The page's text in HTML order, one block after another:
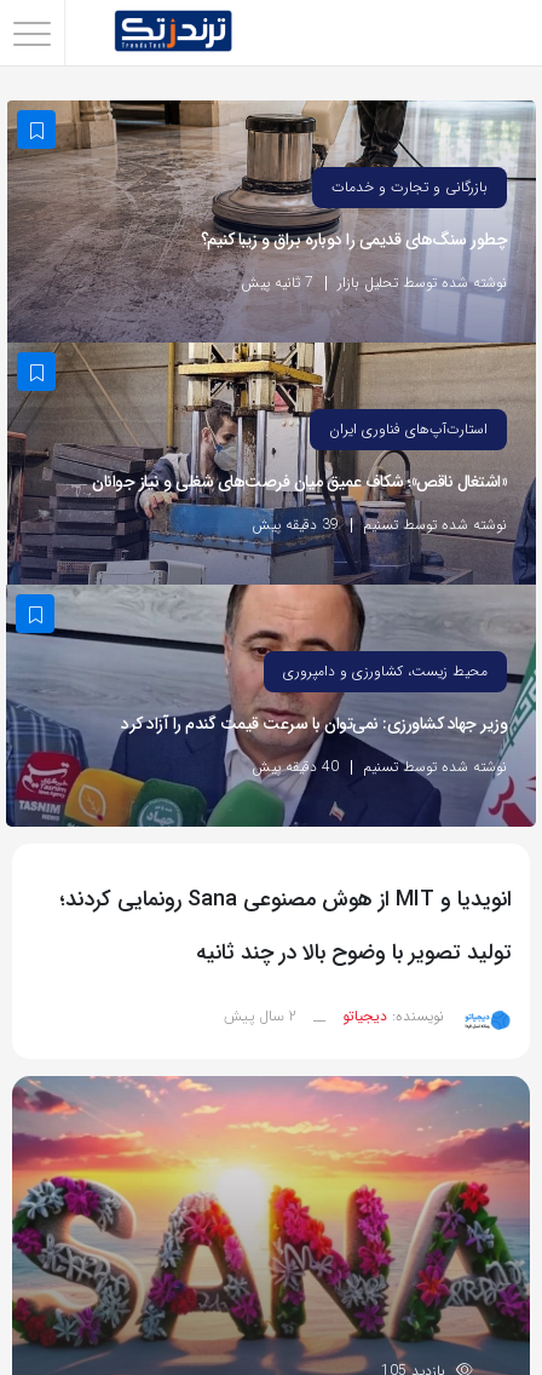
با
استفاده
از
روش‌های
زیر
می‌توانید
این
صفحه
را
دوستان
خود
به
اشتراک
بگذارید.
لینک
بازرگانی و تجارت و خدمات
چطور سنگ‌های قدیمی را دوباره براق و زیبا کنیم؟
نوشته شده توسط تحلیل بازار 7 ثانیه پیش
استارت‌آپ‌های فناوری ایران
«اشتغال ناقص»؛ شکاف عمیق میان فرصت‌های شغلی و نیاز جوانان
نوشته شده توسط تسنیم 39 دقیقه پیش
محیط زیست، کشاورزی و دامپروری
وزیر جهاد کشاورزی: نمی‌توان با سرعت قیمت گندم را آزاد کرد
نوشته شده توسط تسنیم 40 دقیقه پیش
انویدیا و MIT از هوش مصنوعی Sana رونمایی کردند؛
تولید تصویر با وضوح بالا در چند ثانیه
نویسنده: دیجیاتو __ 2 سال پیش